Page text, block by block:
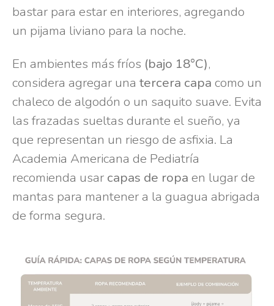
bastar para estar en interiores, agregando
un pijama liviano para la noche.
En ambientes más fríos (bajo 18°C),
considera agregar una tercera capa como un
chaleco de algodón o un saquito suave. Evita
las frazadas sueltas durante el sueño, ya
que representan un riesgo de asfixia. La
Academia Americana de Pediatría
recomienda usar capas de ropa en lugar de
mantas para mantener a la guagua abrigada
de forma segura.